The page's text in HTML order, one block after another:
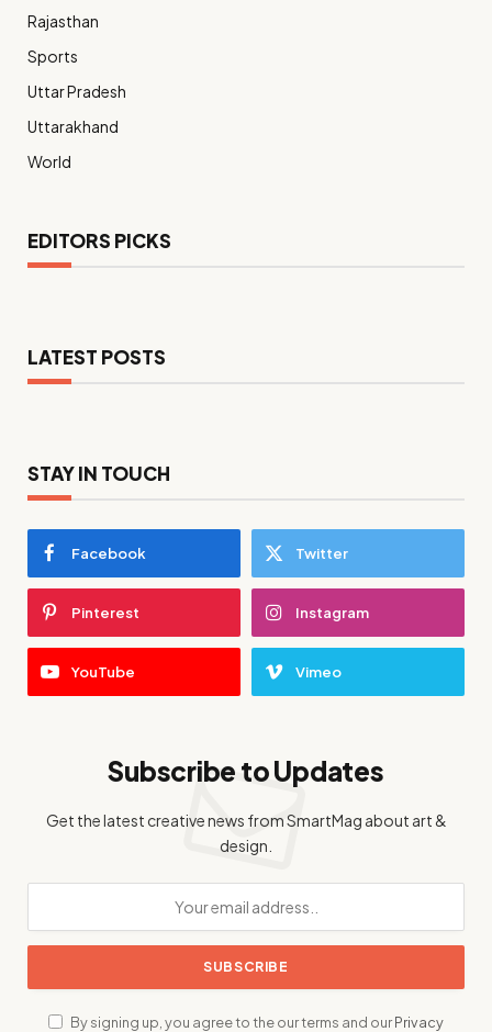
Rajasthan
Sports
Uttar Pradesh
Uttarakhand
World
EDITORS PICKS
LATEST POSTS
STAY IN TOUCH
Facebook Twitter
Pinterest Instagram
YouTube Vimeo
Subscribe to Updates
Get the latest creative news from SmartMag about art &
design.
By signing up, you agree to the our terms and ourPrivacy